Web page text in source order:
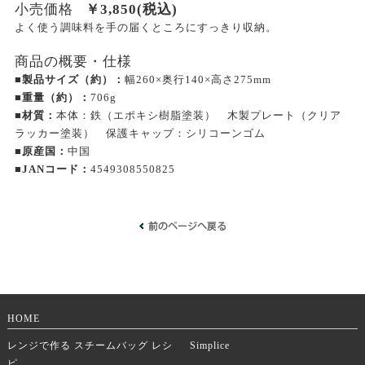
小売価格 ￥ 3,850(税込)
よく使う調味料を手の届くところにすっきり収納。
商品の概要・仕様
■製品サイズ（約）： 幅260×奥行140×高さ275mm
■重量（約）： 706g
■材質： 本体：鉄（エポキシ樹脂塗装） 木製プレート（クリア
ラッカー塗装） 保護キャップ：シリコーンゴム
■原産国： 中国
■JANコード： 4549308550825
HOME
レンジで作る スチームバッグ レシ
Simplice